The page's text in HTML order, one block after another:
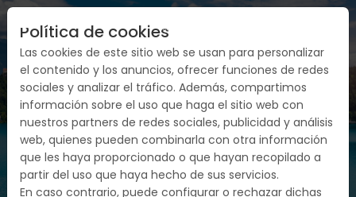
ESLOVENIA
Política de cookies
Las cookies de este sitio web se usan para personalizar
el contenido y los anuncios, ofrecer funciones de redes
sociales y analizar el tráfico. Además, compartimos
información sobre el uso que haga el sitio web con
nuestros partners de redes sociales, publicidad y análisis
web, quienes pueden combinarla con otra información
que les haya proporcionado o que hayan recopilado a
partir del uso que haya hecho de sus servicios.
En caso contrario, puede configurar o rechazar dichas